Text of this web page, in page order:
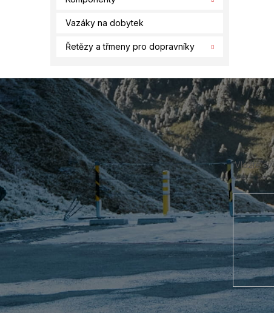
Vazáky na dobytek
Řetězy a třmeny pro dopravníky
Z
á
p
a
t
í
Vložte